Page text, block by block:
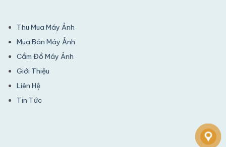
Thu Mua Máy Ảnh
Mua Bán Máy Ảnh
Cầm Đồ Máy Ảnh
Giới Thiệu
Liên Hệ
Tin Tức